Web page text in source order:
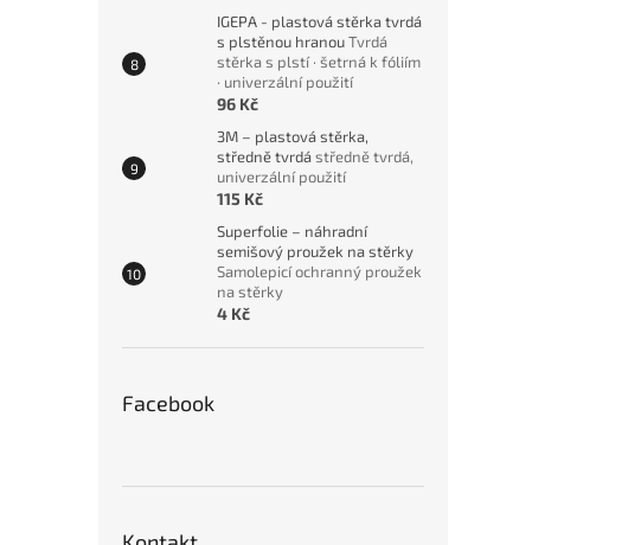
IGEPA - plastová stěrka tvrdá
s plstěnou hranouTvrdá
stěrka s plstí · šetrná k fóliím
· univerzální použití
96 Kč
3M – plastová stěrka,
středně tvrdástředně tvrdá,
univerzální použití
115 Kč
Superfolie – náhradní
semišový proužek na stěrky
Samolepicí ochranný proužek
na stěrky
4 Kč
Facebook